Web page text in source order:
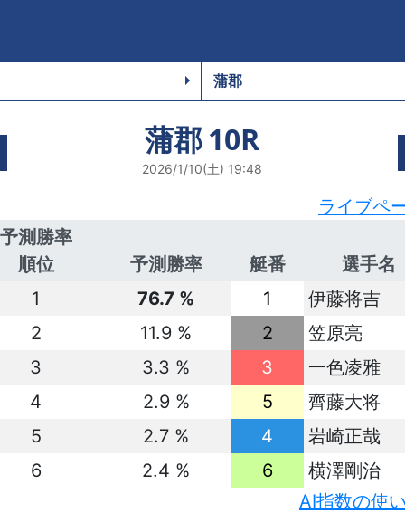
蒲郡10R
2026/1/10(土) 19:48
ライブペ
予測勝率
順位
予測勝率 艇番
選手名
1
76.7 % 1
伊藤将吉
2
11.9 % 2
笠原亮
3
3.3 % 3
一色凌雅
4
2.9 % 5
齊藤大将
5
2.7 % 4
岩崎正哉
6
2.4 % 6
横澤剛治
AI指数の使